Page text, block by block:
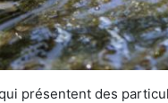
présentent des